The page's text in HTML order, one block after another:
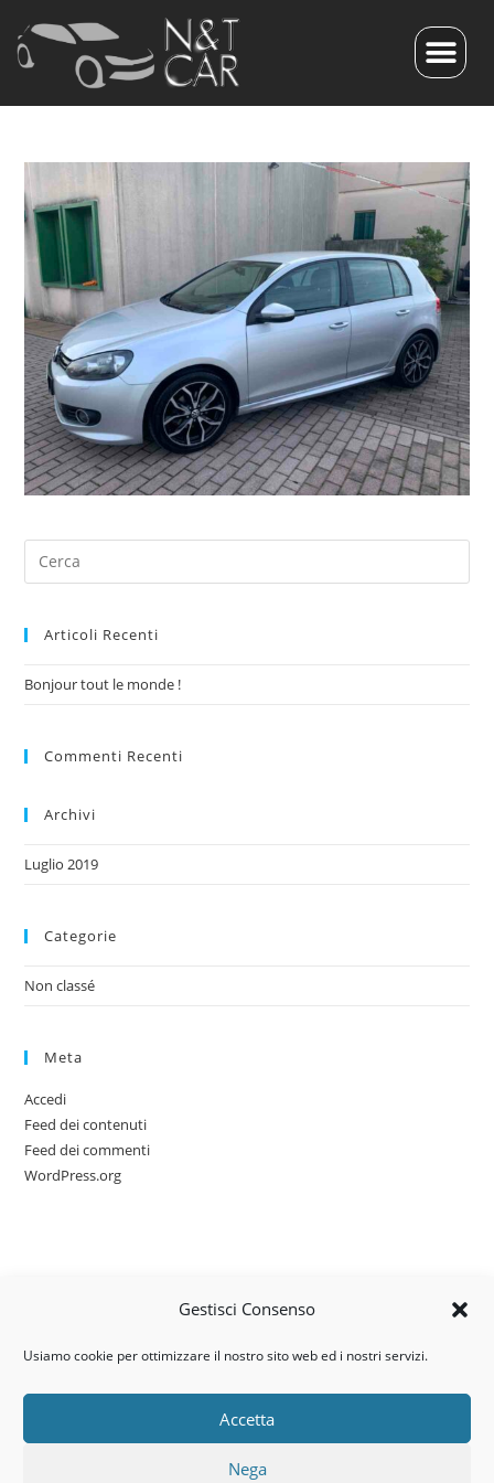
Gestisci Consenso
Usiamo cookie per ottimizzare il nostro sito web ed i nostri servizi.
Accetta
Nega
Articoli Recenti
Bonjour tout le monde !
Commenti Recenti
Archivi
Luglio 2019
Categorie
Non classé
Meta
Accedi
Feed dei contenuti
Feed dei commenti
WordPress.org
Via dell’artigianato, 14 – 31030